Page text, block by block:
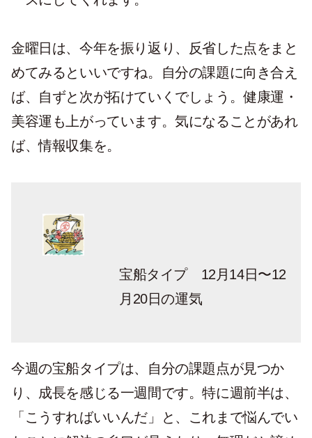
金曜日は、今年を振り返り、反省した点をまと
めてみるといいですね。自分の課題に向き合え
ば、自ずと次が拓けていくでしょう。健康運・
美容運も上がっています。気になることがあれ
ば、情報収集を。
宝船タイプ 12月14日〜12
月20日の運気
今週の宝船タイプは、自分の課題点が見つか
り、成長を感じる一週間です。特に週前半は、
「こうすればいいんだ」と、これまで悩んでい